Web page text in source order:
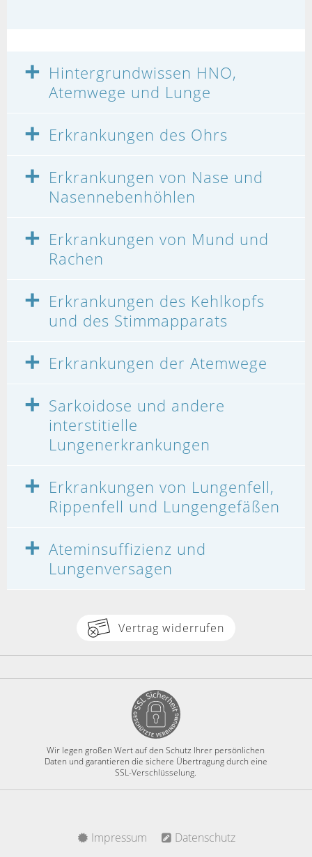
Hintergrundwissen HNO,
Atemwege und Lunge
Erkrankungen des Ohrs
Erkrankungen von Nase und
Nasennebenhöhlen
Erkrankungen von Mund und
Rachen
Erkrankungen des Kehlkopfs
und des Stimmapparats
Erkrankungen der Atemwege
Sarkoidose und andere
interstitielle
Lungenerkrankungen
Erkrankungen von Lungenfell,
Rippenfell und Lungengefäßen
Ateminsuffizienz und
Lungenversagen
Vertrag widerrufen
Wir legen großen Wert auf den Schutz Ihrer persönlichen
Daten und garantieren die sichere Übertragung durch eine
SSL-Verschlüsselung.
Impressum Datenschutz